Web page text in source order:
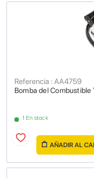
Bomba del
Referencia : AA4759
1 En stock
AÑADIR AL